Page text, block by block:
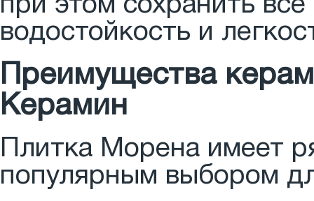
при этом сохранить
водостойкость и
Преимущества
Керамин
Плитка Морена имеет
популярным выбором